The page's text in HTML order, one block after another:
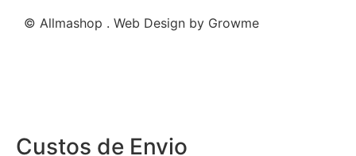
© Allmashop . Web Design by Growme
Custos de Envio